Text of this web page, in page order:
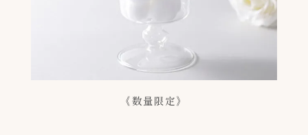
《数量限定》